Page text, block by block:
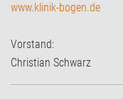
www.klinik-bogen.de
Vorstand:
Christian Schwarz